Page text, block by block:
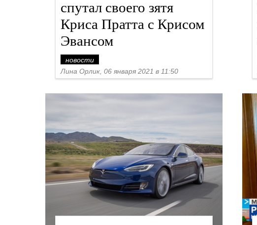
спутал своего зятя
Криса Пратта с Крисом
Эвансом
новости
Лина Орлик, 06 января 2021 в 11:50